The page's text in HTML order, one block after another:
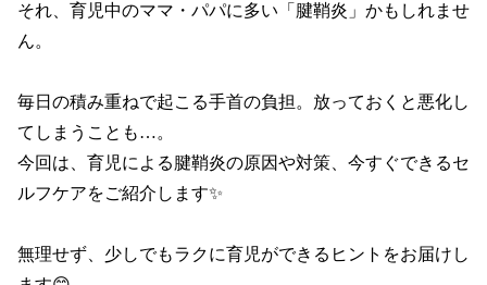
それ、育児中のママ・パパに多い「腱鞘炎」かもしれませ
ん。
毎日の積み重ねで起こる手首の負担。放っておくと悪化し
てしまうことも…。
今回は、育児による腱鞘炎の原因や対策、今すぐできるセ
ルフケアをご紹介します✨
無理せず、少しでもラクに育児ができるヒントをお届けし